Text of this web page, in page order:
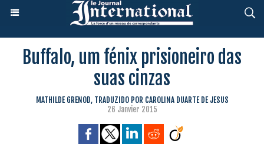
Buffalo, um fénix prisioneiro das
suas cinzas
MATHILDE GRENOD, TRADUZIDO POR CAROLINA DUARTE DE JESUS
26 Janvier 2015